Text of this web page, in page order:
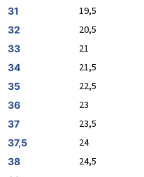
31 19,5
32 20,5
33 21
34 21,5
35 22,5
36 23
37 23,5
37,5 24
38 24,5